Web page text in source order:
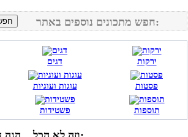
חפש מתכונים נוספים באתר:
דגים ירקות
עוגות ועוגיות פסטות
פשטידות תוספות